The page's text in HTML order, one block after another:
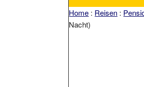
Home : Reisen :
Nacht)